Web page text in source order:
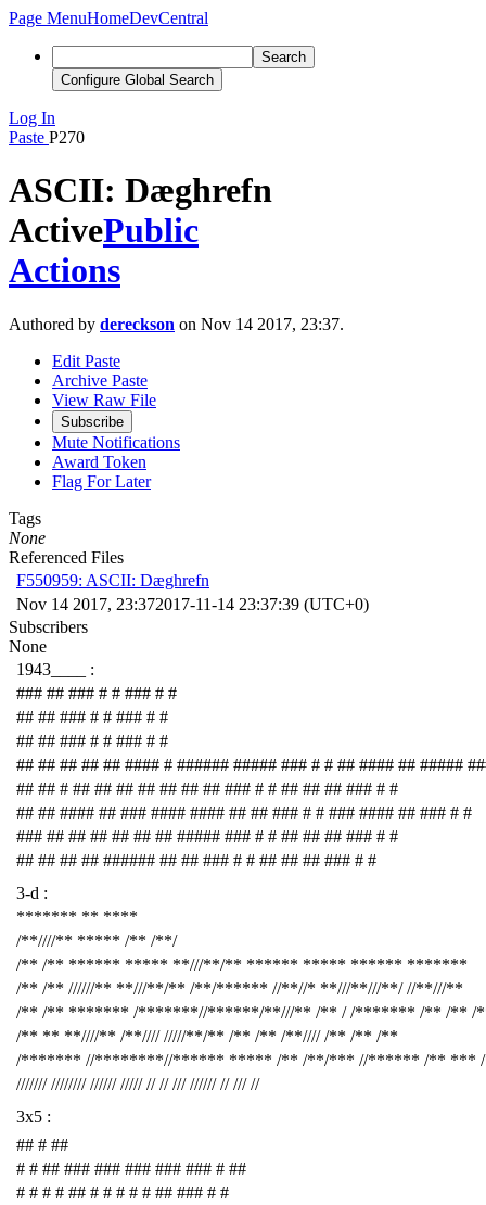
Page MenuHomeDevCentral
Search
Configure Global Search
Log In
Paste P270
ASCII: Dæghrefn
ActivePublic
Actions
Authored by dereckson on Nov 14 2017, 23:37.
Edit Paste
Archive Paste
View Raw File
Subscribe
Mute Notifications
Award Token
Flag For Later
Tags
None
Referenced Files
F550959: ASCII: Dæghrefn
Nov 14 2017, 23:372017-11-14 23:37:39 (UTC+0)
Subscribers
None
1943____ :
### ## ### # # ### # #
## ## ### # # ### # #
## ## ### # # ### # #
## ## ## ## ## #### # ###### ##### ### # # ## #### ## #####
## ## # ## ## ## ## ## ## ## ### # # ## ## ## ### # #
## ## #### ## ### #### #### ## ## ### # # ### #### ## ### # #
### ## ## ## ## ## ## ##### ### # # ## ## ## ### # #
## ## ## ## ###### ## ## ### # # ## ## ## ### # #
3-d :
******* ** ****
/**////** ***** /** /**/
/** /** ****** ***** **///**/** ****** ***** ****** *******
/** /** //////** **///**/** /**/****** //**//* **///**///**/ //**///**
/** /** ******* /*******//******/**///** /** / /******* /** /** /
/** ** **////** /**//// /////**/** /** /** /**//// /** /** /**
/******* //********//****** ***** /** /**/*** //****** /** ***
/////// //////// ////// ///// // // /// ////// // /// //
3x5 :
## # ##
# # ## ### ### ### ### ### # ##
# # # # ## # # # # # ## ### # #